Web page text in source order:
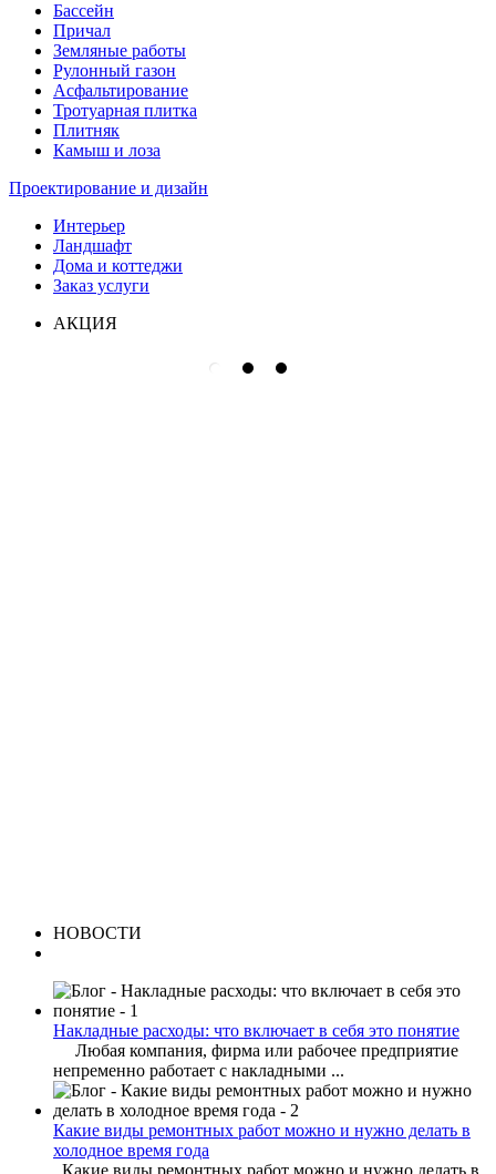
Бассейн
Причал
Земляные работы
Рулонный газон
Асфальтирование
Тротуарная плитка
Плитняк
Камыш и лоза
Проектирование и дизайн
Интерьер
Ландшафт
Дома и коттеджи
Заказ услуги
АКЦИЯ
НОВОСТИ
Накладные расходы: что включает в себя это понятие
Любая компания, фирма или рабочее предприятие
непременно работает с накладными ...
Какие виды ремонтных работ можно и нужно делать в
холодное время года